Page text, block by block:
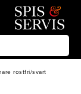
rostfri/svart